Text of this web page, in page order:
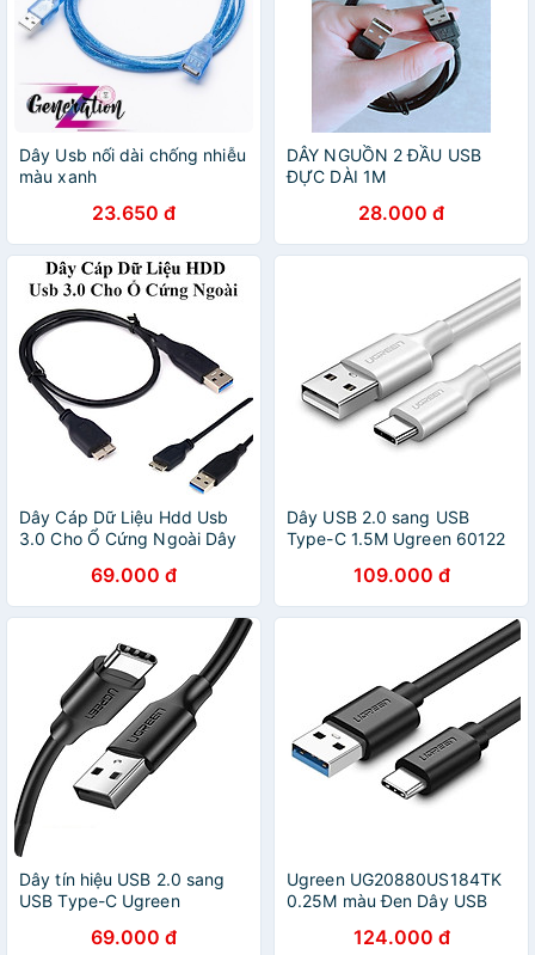
Dây Usb nối dài chống nhiễu
màu xanh
23.650 đ
DÂY NGUỒN 2 ĐẦU USB
ĐỰC DÀI 1M
28.000 đ
Dây Cáp Dữ Liệu Hdd Usb
3.0 Cho Ổ Cứng Ngoài Dây
69.000 đ
Dây USB 2.0 sang USB
Type-C 1.5M Ugreen 60122
109.000 đ
Dây tín hiệu USB 2.0 sang
USB Type-C Ugreen
69.000 đ
Ugreen UG20880US184TK
0.25M màu Đen Dây USB
CHÍNH HÃNG124.000 đ